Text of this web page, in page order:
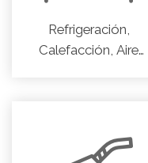
Refrigeración,
Calefacción, Aire